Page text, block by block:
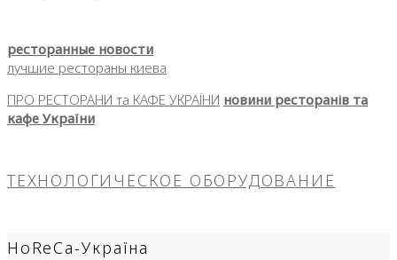
ресторанные новости
лучшие рестораны киева
ПРО РЕСТОРАНИ та КАФЕ УКРАЇНИ новини ресторанів та
кафе України
ТЕХНОЛОГИЧЕСКОЕ ОБОРУДОВАНИЕ
HoReCa-Україна